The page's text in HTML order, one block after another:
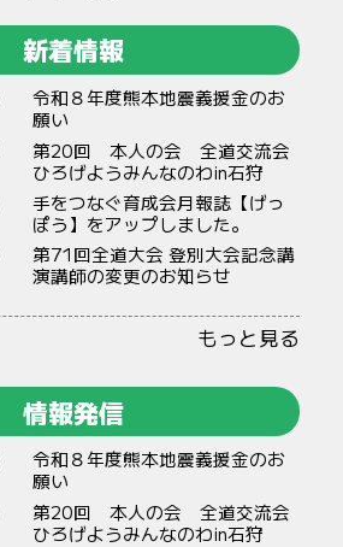
新着情報
令和８年度熊本地震義援金のお
願い
第20回 本人の会 全道交流会
ひろげようみんなのわin石狩
手をつなぐ育成会月報誌【げっ
ぽう】をアップしました。
第71回全道大会 登別大会記念講
演講師の変更のお知らせ
もっと見る
情報発信
令和８年度熊本地震義援金のお
願い
第20回 本人の会 全道交流会
ひろげようみんなのわin石狩